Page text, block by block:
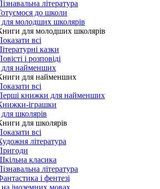
література
до школи
молодших школярів
для молодших школярів
всі
казки
і розповіді
найменших
для найменших
всі
книжки для найменших
іграшки
школярів
для школярів
всі
література
класика
література
і фентезі
іноземних мовах